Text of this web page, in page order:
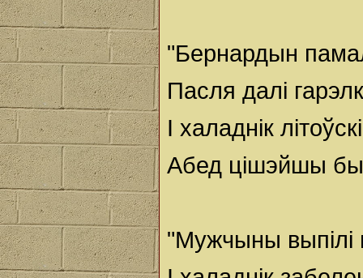
"Бернардын
Пасля далі
І халаднік
Абед цішэйшы
"Мужчыны выпілі